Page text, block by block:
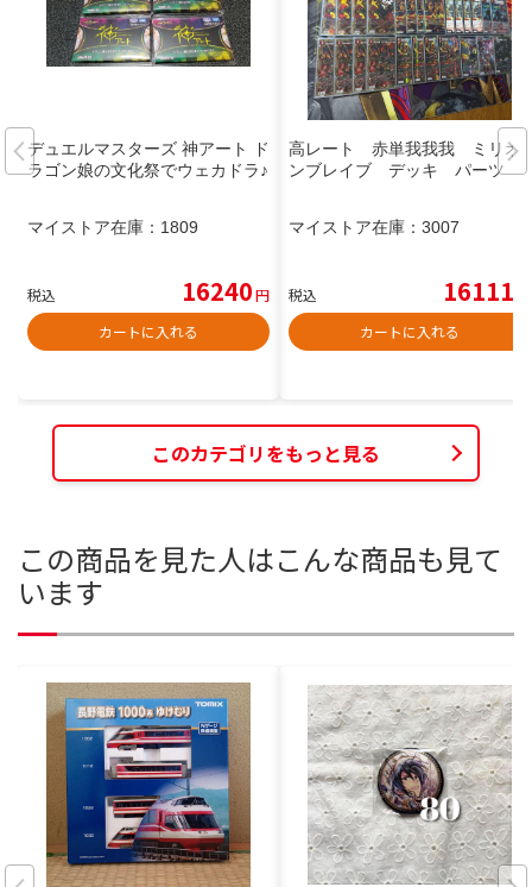
デュエルマスターズ 神アート ド
ラゴン娘の文化祭でウェカドラ♪
マイストア在庫： 1809
税込 16240円
カートに入れる
高レート 赤単我我我 ミリオ
ンブレイブ デッキ パーツ
マイストア在庫： 3007
税込 16111
カートに入れる
このカテゴリをもっと見る
この商品を見た人はこんな商品も見て
います